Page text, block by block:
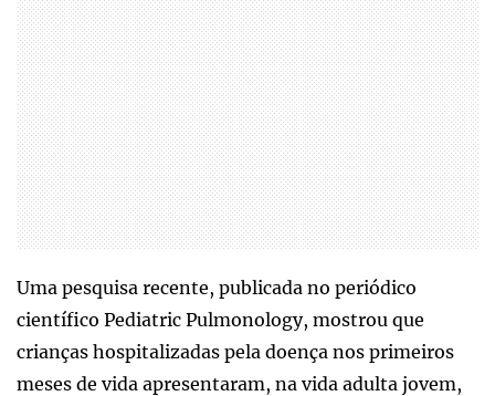
Uma pesquisa recente, publicada no periódico
científico Pediatric Pulmonology, mostrou que
crianças hospitalizadas pela doença nos primeiros
meses de vida apresentaram, na vida adulta jovem,